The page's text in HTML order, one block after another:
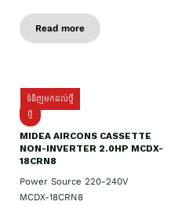
Read more
ទំនិញមកដល់ថ្មី
ថ្មី
MIDEA AIRCONS CASSETTE
NON-INVERTER 2.0HP MCDX-
18CRN8
Power Source 220-240V
MCDX-18CRN8